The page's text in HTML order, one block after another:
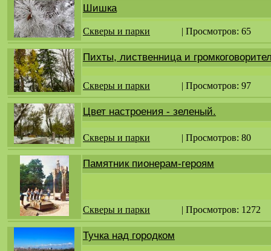
Шишка
Скверы и парки | Просмотров: 65
Пихты, лиственница и
Скверы и парки | Просмотров: 97
Цвет настроения - зеленый.
Скверы и парки | Просмотров: 80
Памятник пионерам-героям
Скверы и парки | Просмотров: 1272
Тучка над городком